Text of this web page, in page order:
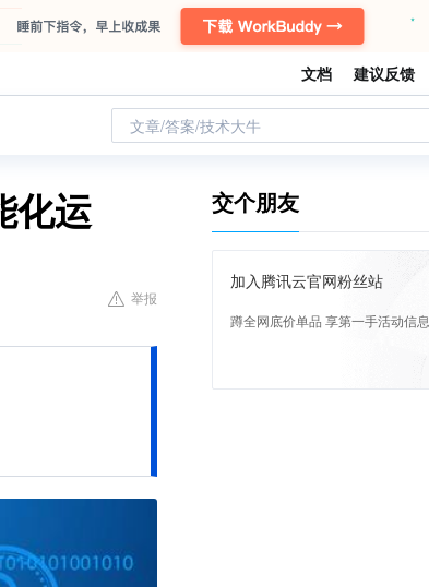
文档 建议反馈
文章/答案/技术大牛
化运
举报
交个朋友
加入腾讯云官网粉丝站
蹲全网底价单品 享第一手活动信息